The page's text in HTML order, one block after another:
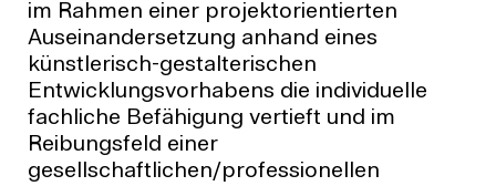
im Rahmen einer projektorientierten
Auseinandersetzung anhand eines
künstlerisch-gestalterischen
Entwicklungsvorhabens die individuelle
fachliche Befähigung vertieft und im
Reibungsfeld einer
gesellschaftlichen/professionellen